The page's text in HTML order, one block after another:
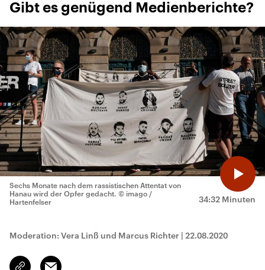
Gibt es genügend Medienberichte?
34:32 Minuten
Sechs Monate nach dem rassistischen Attentat von
Hanau wird der Opfer gedacht. © imago /
Hartenfelser
Moderation: Vera Linß und Marcus Richter | 22.08.2020
Link
Email